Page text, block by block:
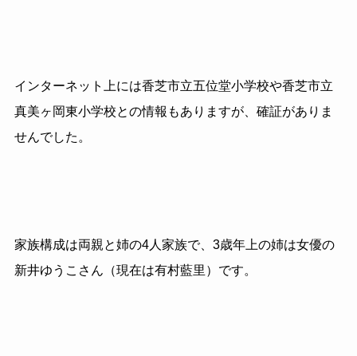
インターネット上には香芝市立五位堂小学校や香芝市立
真美ヶ岡東小学校との情報もありますが、確証がありま
せんでした。
家族構成は両親と姉の4人家族で、3歳年上の姉は女優の
新井ゆうこさん（現在は有村藍里）です。